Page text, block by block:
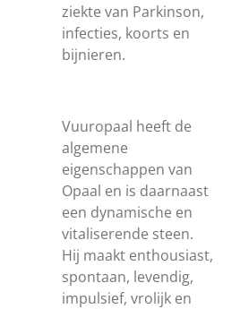
ziekte van Parkinson,
infecties, koorts en
bijnieren.
Vuuropaal heeft de
algemene
eigenschappen van
Opaal en is daarnaast
een dynamische en
vitaliserende steen.
Hij maakt enthousiast,
spontaan, levendig,
impulsief, vrolijk en